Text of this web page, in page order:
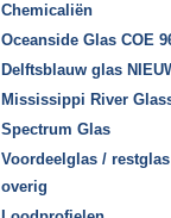
Chemicaliën
Oceanside Glas COE
Delftsblauw glas
Mississippi River
Spectrum Glas
Voordeelglas /
overig